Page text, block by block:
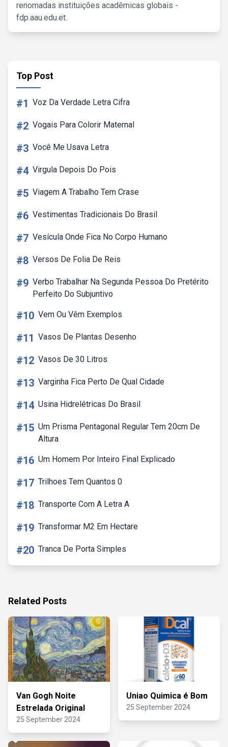
renomadas instituições acadêmicas globais -
fdp.aau.edu.et.
Top Post
#1 Voz Da Verdade Letra Cifra
#2 Vogais Para Colorir Maternal
#3 Você Me Usava Letra
#4 Virgula Depois Do Pois
#5 Viagem A Trabalho Tem Crase
#6 Vestimentas Tradicionais Do Brasil
#7 Vesícula Onde Fica No Corpo Humano
#8 Versos De Folia De Reis
#9 Verbo Trabalhar Na Segunda Pessoa Do Pretérito
Perfeito Do Subjuntivo
#10 Vem Ou Vêm Exemplos
#11 Vasos De Plantas Desenho
#12 Vasos De 30 Litros
#13 Varginha Fica Perto De Qual Cidade
#14 Usina Hidrelétricas Do Brasil
#15 Um Prisma Pentagonal Regular Tem 20cm De
Altura
#16 Um Homem Por Inteiro Final Explicado
#17 Trilhoes Tem Quantos 0
#18 Transporte Com A Letra A
#19 Transformar M2 Em Hectare
#20 Tranca De Porta Simples
Related Posts
Van Gogh Noite
Estrelada Original
25 September 2024
Uniao Quimica é Bom
25 September 2024